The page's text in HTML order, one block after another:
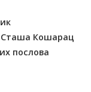
Сташа Кошарац
послова